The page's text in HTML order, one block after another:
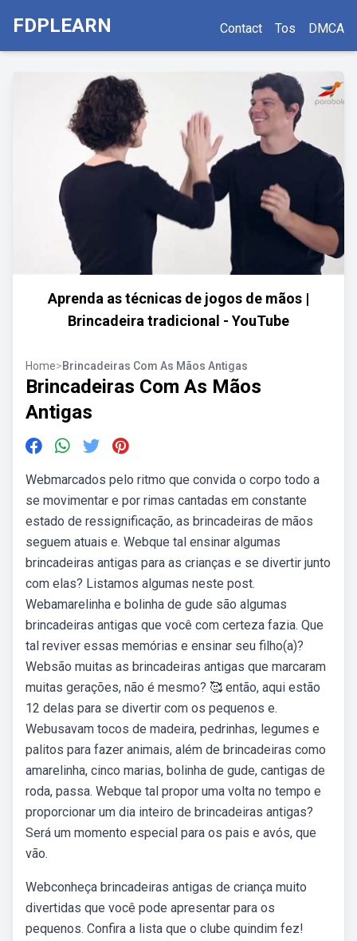
FDPLEARN Contact Tos DMCA
Aprenda as técnicas de jogos de mãos |
Brincadeira tradicional - YouTube
Home>Brincadeiras Com As Mãos Antigas
Brincadeiras Com As Mãos
Antigas
Webmarcados pelo ritmo que convida o corpo todo a
se movimentar e por rimas cantadas em constante
estado de ressignificação, as brincadeiras de mãos
seguem atuais e. Webque tal ensinar algumas
brincadeiras antigas para as crianças e se divertir junto
com elas? Listamos algumas neste post.
Webamarelinha e bolinha de gude são algumas
brincadeiras antigas que você com certeza fazia. Que
tal reviver essas memórias e ensinar seu filho(a)?
Websão muitas as brincadeiras antigas que marcaram
muitas gerações, não é mesmo? 🥰 então, aqui estão
12 delas para se divertir com os pequenos e.
Webusavam tocos de madeira, pedrinhas, legumes e
palitos para fazer animais, além de brincadeiras como
amarelinha, cinco marias, bolinha de gude, cantigas de
roda, passa. Webque tal propor uma volta no tempo e
proporcionar um dia inteiro de brincadeiras antigas?
Será um momento especial para os pais e avós, que
vão.
Webconheça brincadeiras antigas de criança muito
divertidas que você pode apresentar para os
pequenos. Confira a lista que o clube quindim fez!